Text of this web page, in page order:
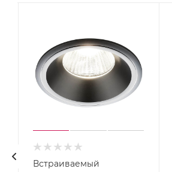
Встраиваемый